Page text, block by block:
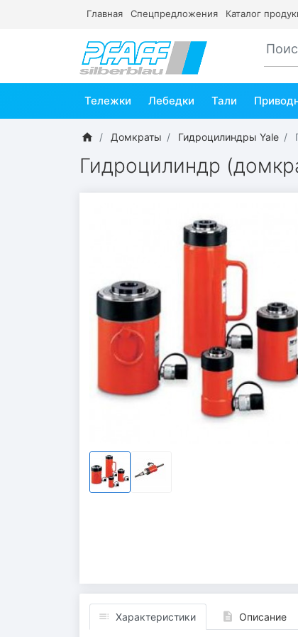
Главная Спецпредложения Каталог
Тележки Лебедки Тали
Домкраты Гидроцилиндры Yale
Гидроцилиндр
Характеристики Описание